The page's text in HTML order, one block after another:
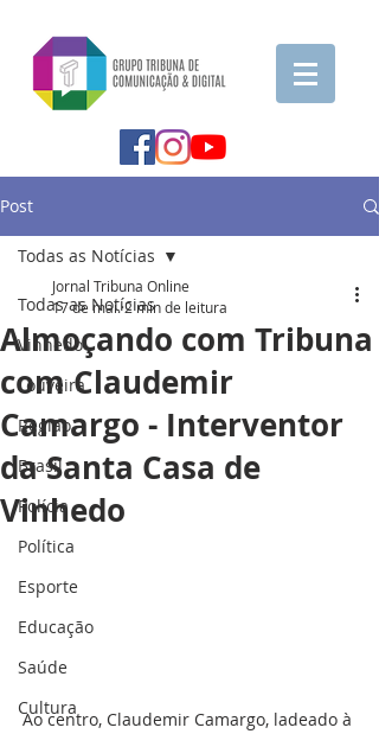
Post
Todas as Notícias
Vinhedo
Louveira
Região
Brasil
Polícia
Política
Esporte
Educação
Saúde
Cultura
Todas as Notícias
Almoçando com Tribuna
com Claudemir
Camargo - Interventor
da Santa Casa de
Vinhedo
Jornal Tribuna Online
17 de mai.2 min de leitura
Ao centro, Claudemir Camargo, ladeado à